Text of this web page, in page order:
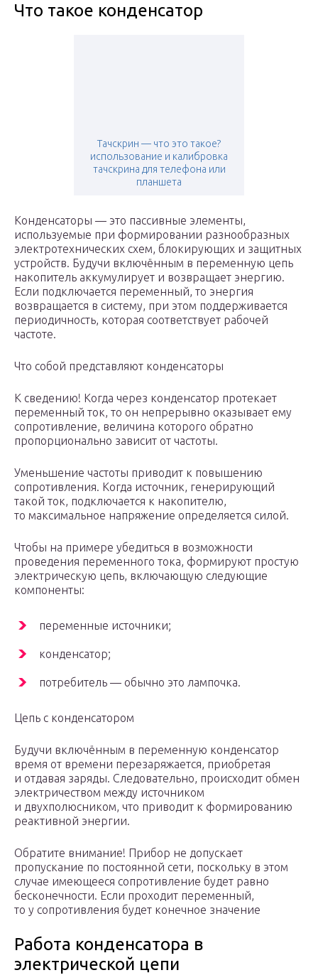
Что такое конденсатор
Тачскрин — что это такое?
использование и калибровка
тачскрина для телефона или
планшета
Конденсаторы — это пассивные элементы,
используемые при формировании разнообразных
электротехнических схем, блокирующих и защитных
устройств. Будучи включённым в переменную цепь
накопитель аккумулирует и возвращает энергию.
Если подключается переменный, то энергия
возвращается в систему, при этом поддерживается
периодичность, которая соответствует рабочей
частоте.
Что собой представляют конденсаторы
К сведению! Когда через конденсатор протекает
переменный ток, то он непрерывно оказывает ему
сопротивление, величина которого обратно
пропорционально зависит от частоты.
Уменьшение частоты приводит к повышению
сопротивления. Когда источник, генерирующий
такой ток, подключается к накопителю,
то максимальное напряжение определяется силой.
Чтобы на примере убедиться в возможности
проведения переменного тока, формируют простую
электрическую цепь, включающую следующие
компоненты:
переменные источники;
конденсатор;
потребитель — обычно это лампочка.
Цепь с конденсатором
Будучи включённым в переменную конденсатор
время от времени перезаряжается, приобретая
и отдавая заряды. Следовательно, происходит обмен
электричеством между источником
и двухполюсником, что приводит к формированию
реактивной энергии.
Обратите внимание! Прибор не допускает
пропускание по постоянной сети, поскольку в этом
случае имеющееся сопротивление будет равно
бесконечности. Если проходит переменный,
то у сопротивления будет конечное значение
Работа конденсатора в
электрической цепи